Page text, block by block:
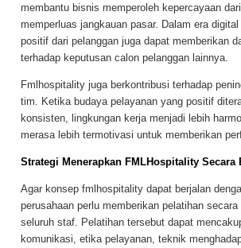
membantu bisnis memperoleh kepercayaan
memperluas jangkauan pasar. Dalam era
positif dari pelanggan juga dapat memberikan
terhadap keputusan calon pelanggan lainnya.
Fmlhospitality juga berkontribusi terhadap
tim. Ketika budaya pelayanan yang positif
konsisten, lingkungan kerja menjadi lebih
merasa lebih termotivasi untuk memberikan
Strategi Menerapkan FMLHospitality Secara
Agar konsep fmlhospitality dapat berjalan
perusahaan perlu memberikan pelatihan
seluruh staf. Pelatihan tersebut dapat
komunikasi, etika pelayanan, teknik